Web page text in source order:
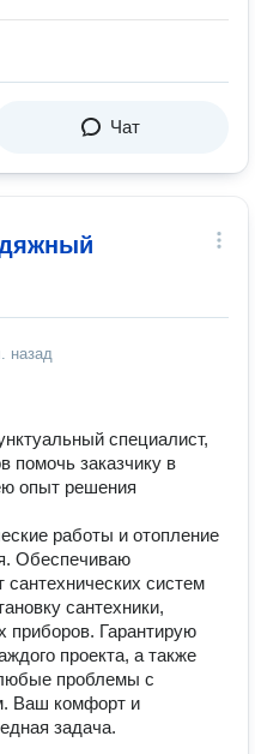
Чат
назад
специалист,
помочь заказчику в
опыт решения
работы и отопление
Обеспечиваю
систем
сантехники,
приборов. Гарантирую
проекта, а также
проблемы с
Ваш комфорт и
задача.